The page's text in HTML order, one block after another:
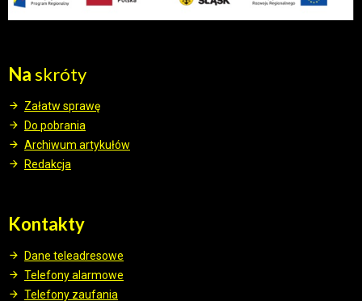
Naskróty
Załatw sprawę
Do pobrania
Archiwum artykułów
Redakcja
Kontakty
Dane teleadresowe
Telefony alarmowe
Telefony zaufania